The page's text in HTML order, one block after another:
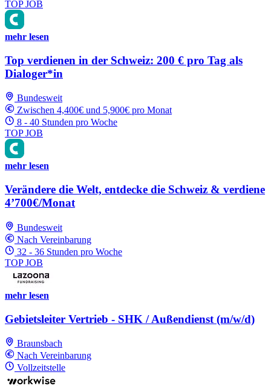
TOP JOB
mehr lesen
Top verdienen in der Schweiz: 200 € pro Tag als
Dialoger*in
Bundesweit
Zwischen 4,400€ und 5,900€ pro Monat
8 - 40 Stunden pro Woche
TOP JOB
mehr lesen
Verändere die Welt, entdecke die Schweiz & verdiene
4’700€/Monat
Bundesweit
Nach Vereinbarung
32 - 36 Stunden pro Woche
TOP JOB
mehr lesen
Gebietsleiter Vertrieb - SHK / Außendienst (m/w/d)
Braunsbach
Nach Vereinbarung
Vollzeitstelle